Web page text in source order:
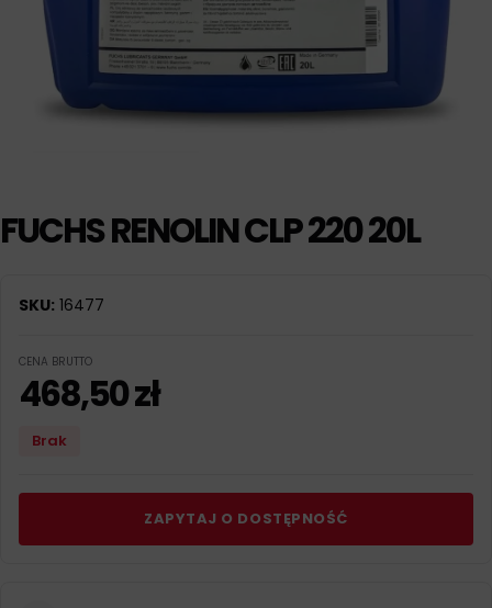
FUCHS RENOLIN CLP 220 20L
SKU: 16477
CENA BRUTTO
468,50zł
Brak
ZAPYTAJ O DOSTĘPNOŚĆ